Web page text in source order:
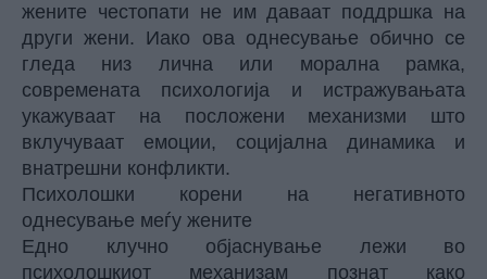
жените честопати не им даваат поддршка на
други жени. Иако ова однесување обично се
гледа низ лична или морална рамка,
современата психологија и истражувањата
укажуваат на посложени механизми што
вклучуваат емоции, социјална динамика и
внатрешни конфликти.
Психолошки корени на негативното
однесување меѓу жените
Едно клучно објаснување лежи во
психолошкиот механизам познат како